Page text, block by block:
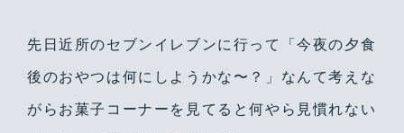
先日近所のセブンイレブンに行って「今夜の夕食
後のおやつは何にしようかな〜？」なんて考えな
がらお菓子コーナーを見てると何やら見慣れない